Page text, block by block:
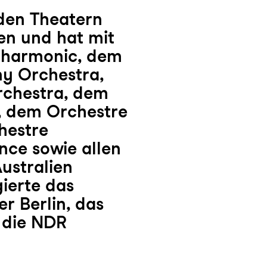
Theatern
und hat mit
dem
Orchestra,
dem
dem Orchestre
sowie allen
das
Berlin, das
NDR